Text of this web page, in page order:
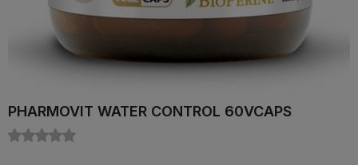
PHARMOVIT WATER CONTROL 60VCAPS